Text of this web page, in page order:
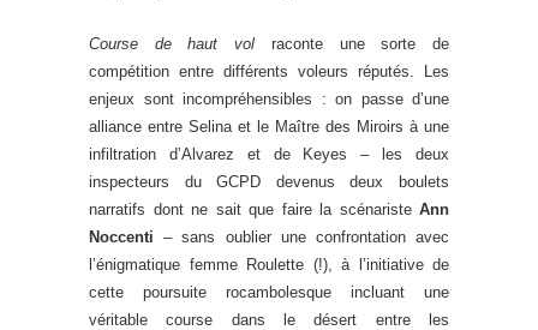
Course de haut vol raconte une sorte de
compétition entre différents voleurs réputés. Les
enjeux sont incompréhensibles : on passe d’une
alliance entre Selina et le Maître des Miroirs à une
infiltration d’Alvarez et de Keyes – les deux
inspecteurs du GCPD devenus deux boulets
narratifs dont ne sait que faire la scénariste Ann
Noccenti – sans oublier une confrontation avec
l’énigmatique femme Roulette (!), à l’initiative de
cette poursuite rocambolesque incluant une
véritable course dans le désert entre les